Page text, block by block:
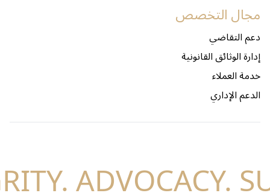
مجال التخصص
دعم التقاضي
إدارة الوثائق القانونية
خدمة العملاء
الدعم الإداري